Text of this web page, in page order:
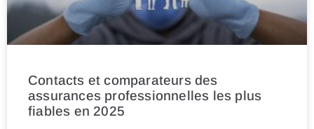
Contacts et comparateurs des
assurances professionnelles les plus
fiables en 2025